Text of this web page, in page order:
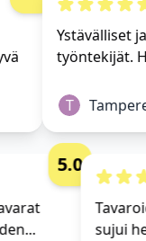
Ystävälliset
työntekijät.
T Tampere
5.0
sujui